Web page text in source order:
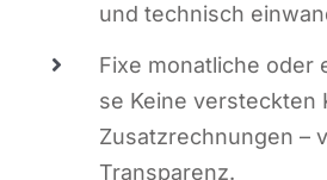
und tech­nisch
Fixe monat­li­che oder
se Kei­ne ver­steck­ten
Zusatz­rech­nun­gen –
Transparenz.